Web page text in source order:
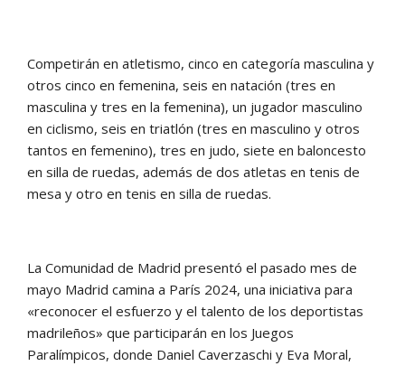
Competirán en atletismo, cinco en categoría masculina y
otros cinco en femenina, seis en natación (tres en
masculina y tres en la femenina), un jugador masculino
en ciclismo, seis en triatlón (tres en masculino y otros
tantos en femenino), tres en judo, siete en baloncesto
en silla de ruedas, además de dos atletas en tenis de
mesa y otro en tenis en silla de ruedas.
La Comunidad de Madrid presentó el pasado mes de
mayo Madrid camina a París 2024, una iniciativa para
«reconocer el esfuerzo y el talento de los deportistas
madrileños» que participarán en los Juegos
Paralímpicos, donde Daniel Caverzaschi y Eva Moral,